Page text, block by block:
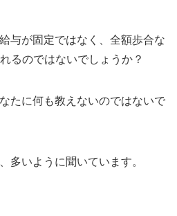
与が固定ではなく、全額歩合な
るのではないでしょうか？
たに何も教えないのではないで
多いように聞いています。